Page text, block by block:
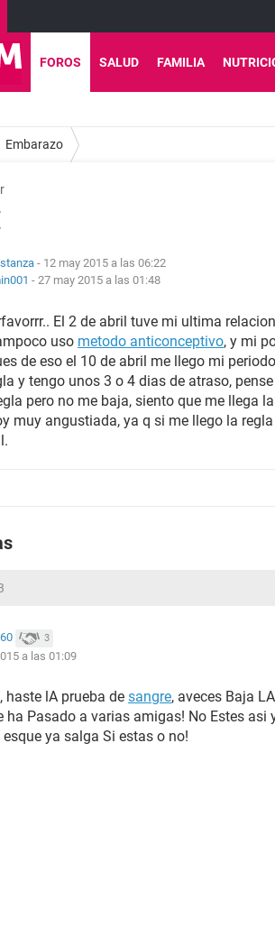
FOROS SALUD FAMILIA
Embarazo
- 12 may 2015 a las 06:22
- 27 may 2015 a las 01:48
El 2 de abril tuve mi ultima
uso metodo anticonceptivo, y mi
de eso el 10 de abril me llego mi
y tengo unos 3 o 4 dias de atraso,
pero no me baja, siento que me llega
muy angustiada, ya q si me llego la
3
a las 01:09
haste lA prueba de sangre, aveces Baja
ha Pasado a varias amigas! No Estes asi
ya salga Si estas o no!